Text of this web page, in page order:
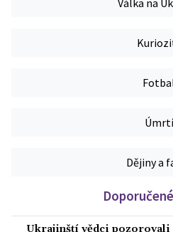
Válka na
Úmrtí
Dějiny a
Ukrajinští vědci pozorovali